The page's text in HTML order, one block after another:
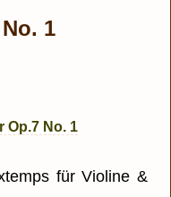
1
Op.7 No. 1
für Violine &